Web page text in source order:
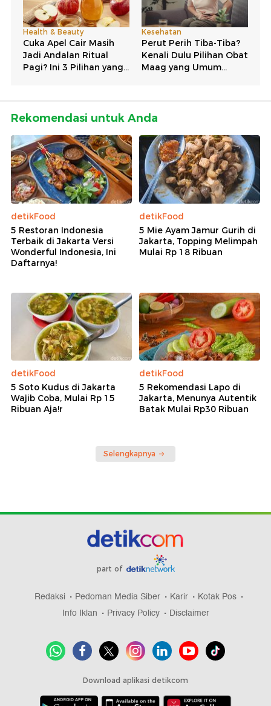
Rekomendasi untuk Anda
detikFood
5 Restoran Indonesia
Terbaik di Jakarta Versi
Wonderful Indonesia, Ini
Daftarnya!
detikFood
5 Mie Ayam Jamur Gurih di
Jakarta, Topping Melimpah
Mulai Rp 18 Ribuan
detikFood
5 Soto Kudus di Jakarta
Wajib Coba, Mulai Rp 15
Ribuan Aja!r
detikFood
5 Rekomendasi Lapo di
Jakarta, Menunya Autentik
Batak Mulai Rp30 Ribuan
Selengkapnya
part of
Redaksi Pedoman Media Siber Karir
Kotak Pos
Info Iklan
Privacy Policy Disclaimer
Download aplikasi detikcom